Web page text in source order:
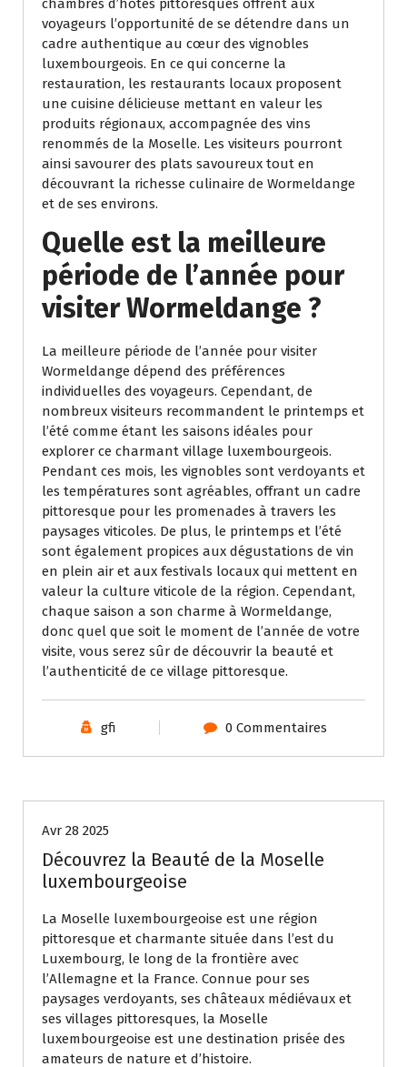
chambres d’hôtes pittoresques offrent aux
voyageurs l’opportunité de se détendre dans un
cadre authentique au cœur des vignobles
luxembourgeois. En ce qui concerne la
restauration, les restaurants locaux proposent
une cuisine délicieuse mettant en valeur les
produits régionaux, accompagnée des vins
renommés de la Moselle. Les visiteurs pourront
ainsi savourer des plats savoureux tout en
découvrant la richesse culinaire de Wormeldange
et de ses environs.
Quelle est la meilleure
période de l’année pour
visiter Wormeldange ?
La meilleure période de l’année pour visiter
Wormeldange dépend des préférences
individuelles des voyageurs. Cependant, de
nombreux visiteurs recommandent le printemps et
l’été comme étant les saisons idéales pour
explorer ce charmant village luxembourgeois.
Pendant ces mois, les vignobles sont verdoyants et
les températures sont agréables, offrant un cadre
pittoresque pour les promenades à travers les
paysages viticoles. De plus, le printemps et l’été
sont également propices aux dégustations de vin
en plein air et aux festivals locaux qui mettent en
valeur la culture viticole de la région. Cependant,
chaque saison a son charme à Wormeldange,
donc quel que soit le moment de l’année de votre
visite, vous serez sûr de découvrir la beauté et
l’authenticité de ce village pittoresque.
gfi 0 Commentaires
Avr 28 2025
Découvrez la Beauté de la Moselle
luxembourgeoise
La Moselle luxembourgeoise est une région
pittoresque et charmante située dans l’est du
Luxembourg, le long de la frontière avec
l’Allemagne et la France. Connue pour ses
paysages verdoyants, ses châteaux médiévaux et
ses villages pittoresques, la Moselle
luxembourgeoise est une destination prisée des
amateurs de nature et d’histoire.